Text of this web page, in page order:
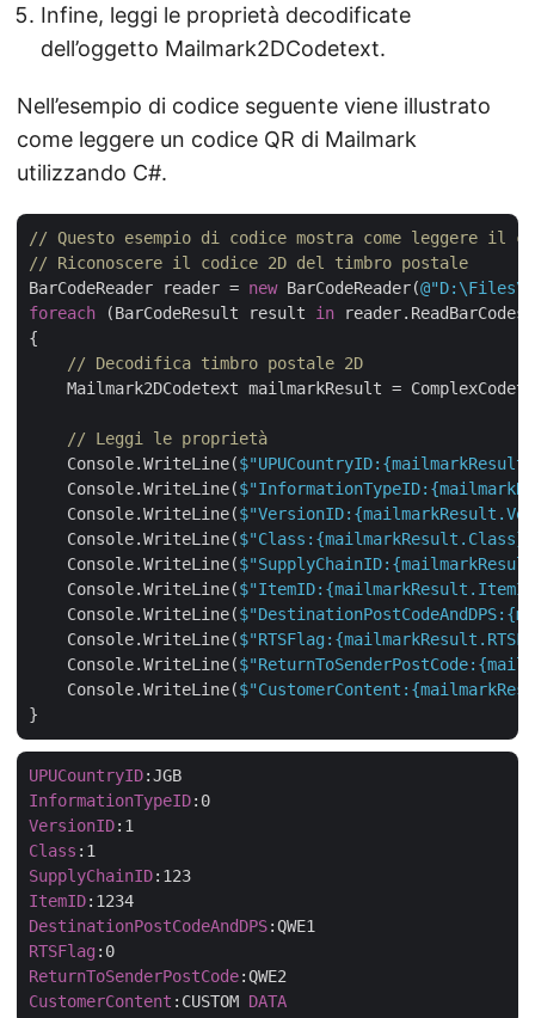
Infine, leggi le proprietà decodificate
dell’oggetto Mailmark2DCodetext.
Nell’esempio di codice seguente viene illustrato
come leggere un codice QR di Mailmark
utilizzando C#.
// Questo esempio di codice mostra come leggere il
// Riconoscere il codice 2D del timbro postale
BarCodeReader reader = new BarCodeReader(
foreach (BarCodeResult result in
{
// Decodifica timbro postale 2D
Mailmark2DCodetext mailmarkResult =
// Leggi le proprietà
    Console.WriteLine(
$"UPUCountryID:
    Console.WriteLine(
$"InformationTypeID:
    Console.WriteLine(
$"VersionID:
    Console.WriteLine(
$"Class: {mailmarkResult.Class}
    Console.WriteLine(
$"SupplyChainID:
    Console.WriteLine(
$"ItemID:
    Console.WriteLine(
$"DestinationPostCodeAndDPS:
    Console.WriteLine(
$"RTSFlag:
    Console.WriteLine(
$"ReturnToSenderPostCode:
    Console.WriteLine(
$"CustomerContent:
UPUCountryID:JGB
InformationTypeID:0
VersionID:1
Class :1
SupplyChainID:123
ItemID:1234
DestinationPostCodeAndDPS:QWE1
RTSFlag :0
ReturnToSenderPostCode:QWE2
CustomerContent :CUSTOM DATA